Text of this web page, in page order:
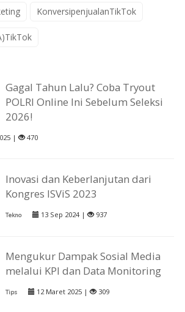
KonversipenjualanTikTok
Gagal Tahun Lalu? Coba Tryout
POLRI Online Ini Sebelum Seleksi
2026!
| 470
Inovasi dan Keberlanjutan dari
Kongres ISViS 2023
Tekno 13 Sep 2024 | 937
Mengukur Dampak Sosial Media
melalui KPI dan Data Monitoring
Tips 12 Maret 2025 | 309